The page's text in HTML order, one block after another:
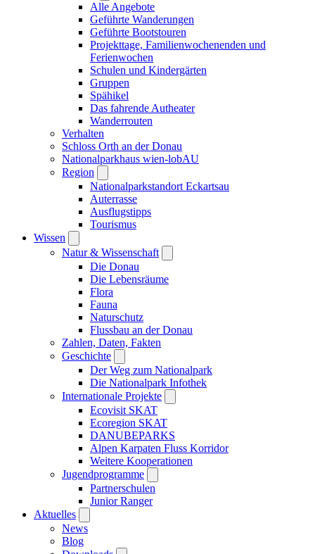
Alle Angebote
Geführte Wanderungen
Geführte Bootstouren
Projekttage, Familienwochenenden und
Ferienwochen
Schulen und Kindergärten
Gruppen
Spähikel
Das fahrende Autheater
Wanderrouten
Verhalten
Schloss Orth an der Donau
Nationalparkhaus wien-lobAU
Region
Nationalparkstandort Eckartsau
Auterrasse
Ausflugstipps
Tourismus
Wissen
Natur & Wissenschaft
Die Donau
Die Lebensräume
Flora
Fauna
Naturschutz
Flussbau an der Donau
Zahlen, Daten, Fakten
Geschichte
Der Weg zum Nationalpark
Die Nationalpark Infothek
Internationale Projekte
Ecovisit SKAT
Ecoregion SKAT
DANUBEPARKS
Alpen Karpaten Fluss Korridor
Weitere Kooperationen
Jugendprogramme
Partnerschulen
Junior Ranger
Aktuelles
News
Blog